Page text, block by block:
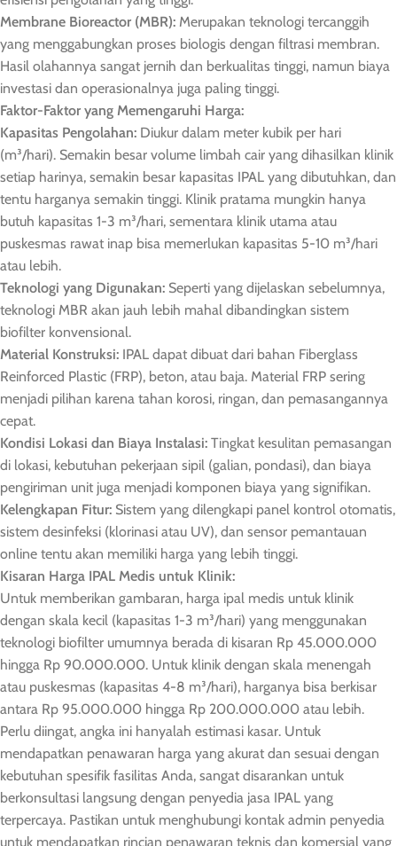
Membrane Bioreactor (MBR): Merupakan teknologi tercanggih
yang menggabungkan proses biologis dengan filtrasi membran.
Hasil olahannya sangat jernih dan berkualitas tinggi, namun biaya
investasi dan operasionalnya juga paling tinggi.
Faktor-Faktor yang Memengaruhi Harga:
Kapasitas Pengolahan: Diukur dalam meter kubik per hari
(m³/hari). Semakin besar volume limbah cair yang dihasilkan klinik
setiap harinya, semakin besar kapasitas IPAL yang dibutuhkan, dan
tentu harganya semakin tinggi. Klinik pratama mungkin hanya
butuh kapasitas 1-3 m³/hari, sementara klinik utama atau
puskesmas rawat inap bisa memerlukan kapasitas 5-10 m³/hari
atau lebih.
Teknologi yang Digunakan: Seperti yang dijelaskan sebelumnya,
teknologi MBR akan jauh lebih mahal dibandingkan sistem
biofilter konvensional.
Material Konstruksi: IPAL dapat dibuat dari bahan Fiberglass
Reinforced Plastic (FRP), beton, atau baja. Material FRP sering
menjadi pilihan karena tahan korosi, ringan, dan pemasangannya
cepat.
Kondisi Lokasi dan Biaya Instalasi: Tingkat kesulitan pemasangan
di lokasi, kebutuhan pekerjaan sipil (galian, pondasi), dan biaya
pengiriman unit juga menjadi komponen biaya yang signifikan.
Kelengkapan Fitur: Sistem yang dilengkapi panel kontrol otomatis,
sistem desinfeksi (klorinasi atau UV), dan sensor pemantauan
online tentu akan memiliki harga yang lebih tinggi.
Kisaran Harga IPAL Medis untuk Klinik:
Untuk memberikan gambaran, harga ipal medis untuk klinik
dengan skala kecil (kapasitas 1-3 m³/hari) yang menggunakan
teknologi biofilter umumnya berada di kisaran Rp 45.000.000
hingga Rp 90.000.000. Untuk klinik dengan skala menengah
atau puskesmas (kapasitas 4-8 m³/hari), harganya bisa berkisar
antara Rp 95.000.000 hingga Rp 200.000.000 atau lebih.
Perlu diingat, angka ini hanyalah estimasi kasar. Untuk
mendapatkan penawaran harga yang akurat dan sesuai dengan
kebutuhan spesifik fasilitas Anda, sangat disarankan untuk
berkonsultasi langsung dengan penyedia jasa IPAL yang
terpercaya. Pastikan untuk menghubungi kontak admin penyedia
untuk mendapatkan rincian penawaran teknis dan komersial yang